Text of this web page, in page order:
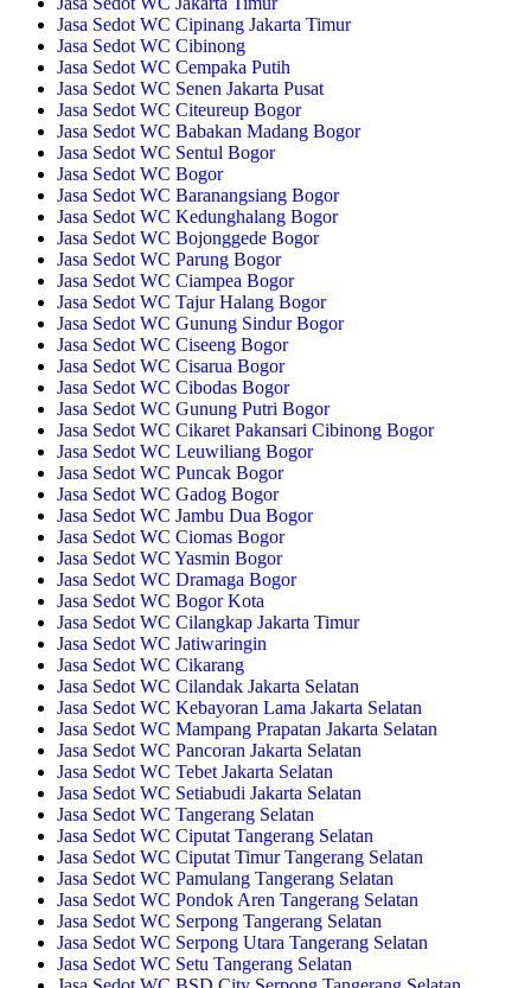
Jasa Sedot WC Cipinang Jakarta Timur
Jasa Sedot WC Cibinong
Jasa Sedot WC Cempaka Putih
Jasa Sedot WC Senen Jakarta Pusat
Jasa Sedot WC Citeureup Bogor
Jasa Sedot WC Babakan Madang Bogor
Jasa Sedot WC Sentul Bogor
Jasa Sedot WC Bogor
Jasa Sedot WC Baranangsiang Bogor
Jasa Sedot WC Kedunghalang Bogor
Jasa Sedot WC Bojonggede Bogor
Jasa Sedot WC Parung Bogor
Jasa Sedot WC Ciampea Bogor
Jasa Sedot WC Tajur Halang Bogor
Jasa Sedot WC Gunung Sindur Bogor
Jasa Sedot WC Ciseeng Bogor
Jasa Sedot WC Cisarua Bogor
Jasa Sedot WC Cibodas Bogor
Jasa Sedot WC Gunung Putri Bogor
Jasa Sedot WC Cikaret Pakansari Cibinong Bogor
Jasa Sedot WC Leuwiliang Bogor
Jasa Sedot WC Puncak Bogor
Jasa Sedot WC Gadog Bogor
Jasa Sedot WC Jambu Dua Bogor
Jasa Sedot WC Ciomas Bogor
Jasa Sedot WC Yasmin Bogor
Jasa Sedot WC Dramaga Bogor
Jasa Sedot WC Bogor Kota
Jasa Sedot WC Cilangkap Jakarta Timur
Jasa Sedot WC Jatiwaringin
Jasa Sedot WC Cikarang
Jasa Sedot WC Cilandak Jakarta Selatan
Jasa Sedot WC Kebayoran Lama Jakarta Selatan
Jasa Sedot WC Mampang Prapatan Jakarta Selatan
Jasa Sedot WC Pancoran Jakarta Selatan
Jasa Sedot WC Tebet Jakarta Selatan
Jasa Sedot WC Setiabudi Jakarta Selatan
Jasa Sedot WC Tangerang Selatan
Jasa Sedot WC Ciputat Tangerang Selatan
Jasa Sedot WC Ciputat Timur Tangerang Selatan
Jasa Sedot WC Pamulang Tangerang Selatan
Jasa Sedot WC Pondok Aren Tangerang Selatan
Jasa Sedot WC Serpong Tangerang Selatan
Jasa Sedot WC Serpong Utara Tangerang Selatan
Jasa Sedot WC Setu Tangerang Selatan